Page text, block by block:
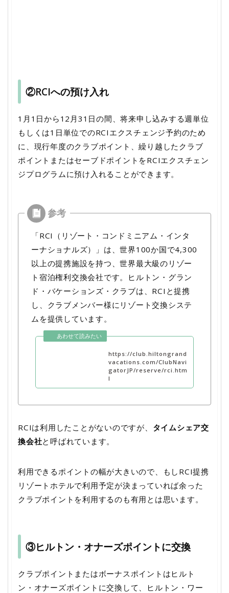
②RCIへの預け入れ
1月1日から12月31日の間、将来申し込みする週単位
もしくは1日単位でのRCIエクスチェンジ予約のため
に、現行年度のクラブポイント、繰り越したクラブ
ポイントまたはセーブドポイントをRCIエクスチェン
ジプログラムに預け入れることができます。
「RCI（リゾート・コンドミニアム・インタ
ーナショナルズ）」は、世界100か国で4,300
以上の提携施設を持つ、世界最大級のリゾー
ト宿泊権利交換会社です。ヒルトン・グラン
ド・バケーションズ・クラブは、RCIと提携
し、クラブメンバー様にリゾート交換システ
ムを提供しています。
https://club.hiltongrand
vacations.com/ClubNavi
gatorJP/reserve/rci.htm
l
RCIは利用したことがないのですが、 タイムシェア交
換会社と呼ばれています。
利用できるポイントの幅が大きいので、もしRCI提携
リゾートホテルで利用予定が決まっていれば余った
クラブポイントを利用するのも有用とは思います。
③ヒルトン・オナーズポイントに交換
クラブポイントまたはボーナスポイントはヒルト
ン・オナーズポイントに交換して、ヒルトン・ワー